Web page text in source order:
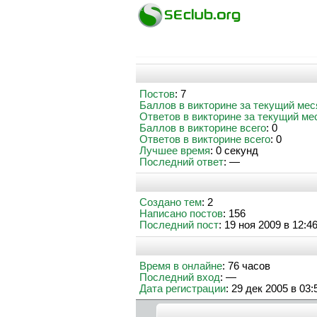
Постов: 7
Баллов в викторине за текущий
Ответов в викторине за текущий
Баллов в викторине всего: 0
Ответов в викторине всего: 0
Лучшее время: 0 секунд
Последний ответ: —
Создано тем: 2
Написано постов: 156
Последний пост: 19 ноя 2009 в 12:46
Время в онлайне: 76 часов
Последний вход: —
Дата регистрации: 29 дек 2005 в